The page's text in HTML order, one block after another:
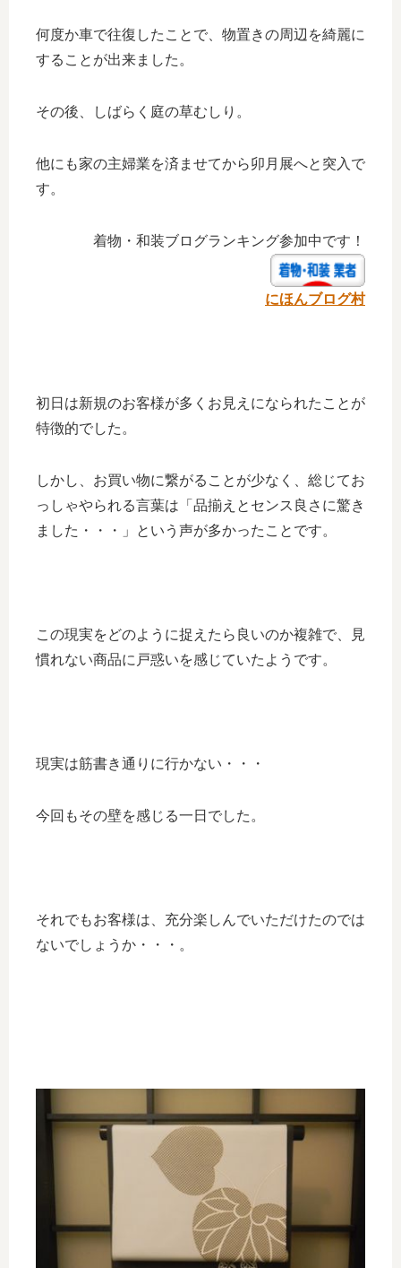
何度か車で往復したことで、物置きの周辺を綺麗に
することが出来ました。
その後、しばらく庭の草むしり。
他にも家の主婦業を済ませてから卯月展へと突入で
す。
着物・和装ブログランキング参加中です！
にほんブログ村
初日は新規のお客様が多くお見えになられたことが
特徴的でした。
しかし、お買い物に繋がることが少なく、総じてお
っしゃやられる言葉は「品揃えとセンス良さに驚き
ました・・・」という声が多かったことです。
この現実をどのように捉えたら良いのか複雑で、見
慣れない商品に戸惑いを感じていたようです。
現実は筋書き通りに行かない・・・
今回もその壁を感じる一日でした。
それでもお客様は、充分楽しんでいただけたのでは
ないでしょうか・・・。